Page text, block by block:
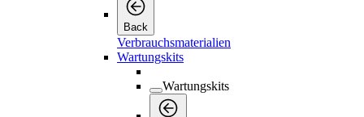
Back
Verbrauchsmaterialien
Wartungskits
Wartungskits